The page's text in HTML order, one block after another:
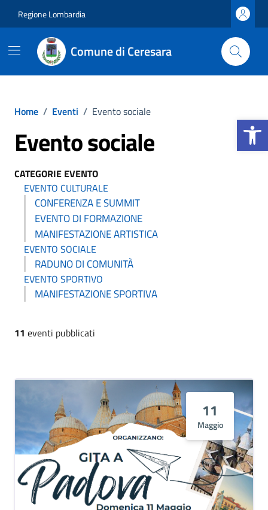
Apri la
Regione Lombardia
Comune di Ceresara
Home / Eventi / Evento sociale
Evento sociale
CATEGORIE EVENTO
EVENTO CULTURALE
CONFERENZA E SUMMIT
EVENTO DI FORMAZIONE
MANIFESTAZIONE ARTISTICA
EVENTO SOCIALE
RADUNO DI COMUNITÀ
EVENTO SPORTIVO
MANIFESTAZIONE SPORTIVA
11 eventi pubblicati
11
Maggio